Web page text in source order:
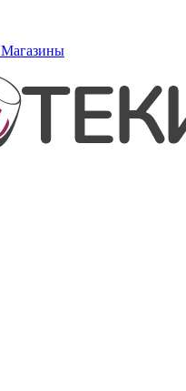
Магазины